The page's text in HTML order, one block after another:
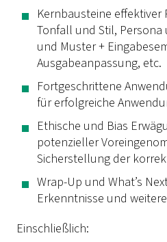
Kernbausteine effektiver
Tonfall und Stil,
und Muster +
Ausgabeanpassung, etc.
Fortgeschrittene
für erfolgreiche
Ethische und Bias
potenzieller
Sicherstellung der
Wrap-Up und What’s
Erkenntnisse und
Einschließlich: